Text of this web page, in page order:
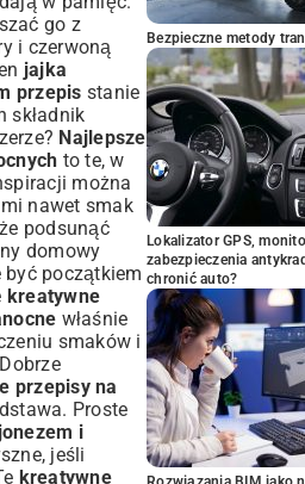
go z
i czerwoną
jajka
przepis stanie
składnik
Najlepsze
to te, w
można
nawet smak
podsunąć
domowy
być początkiem
kreatywne
właśnie
smaków i
przepisy na
Proste
i
jeśli
kreatywne
Bezpieczne metody
Lokalizator GPS,
zabezpieczenia
chronić auto?